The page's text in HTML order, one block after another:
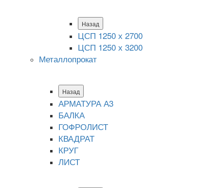
Назад
ЦСП 1250 х 2700
ЦСП 1250 х 3200
Металлопрокат
Назад
АРМАТУРА А3
БАЛКА
ГОФРОЛИСТ
КВАДРАТ
КРУГ
ЛИСТ